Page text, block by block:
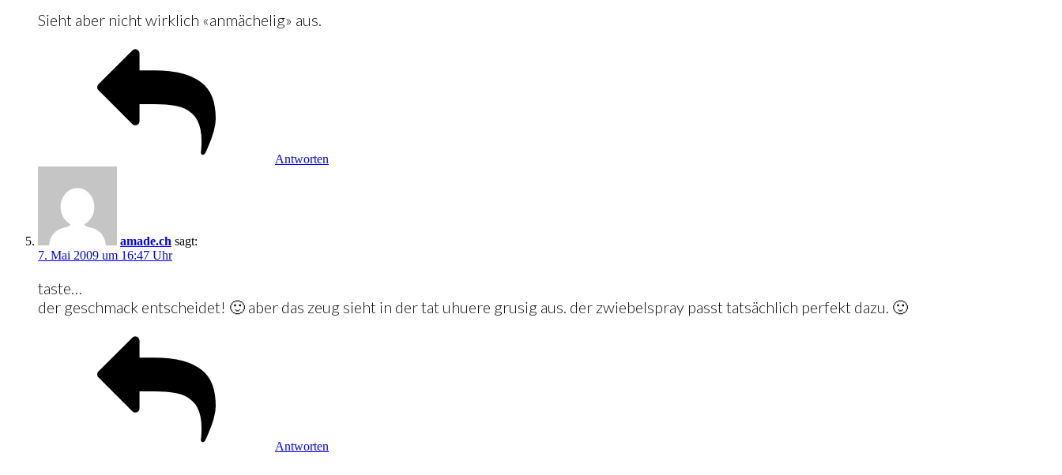
Sieht aber nicht wirklich «anmächelig» aus.
Antworten
amade.ch sagt:
7. Mai 2009 um 16:47 Uhr
taste…
der geschmack entscheidet! 🙂 aber das zeug sieht in der tat uhuere grusig aus. der zwiebelspray passt tatsächlich perfekt dazu. 🙂
Antworten